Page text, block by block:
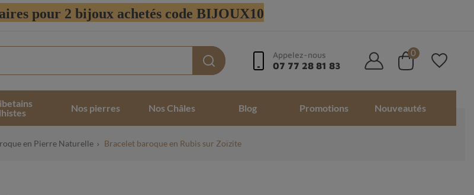
pour 2 bijoux achetés code BIJOUX10
Appelez-nous
07 77 28 81 83
0
Nos pierres Nos Châles Blog Promotions Nouveautés
en Pierre Naturelle Bracelet baroque en Rubis sur Zoïzite